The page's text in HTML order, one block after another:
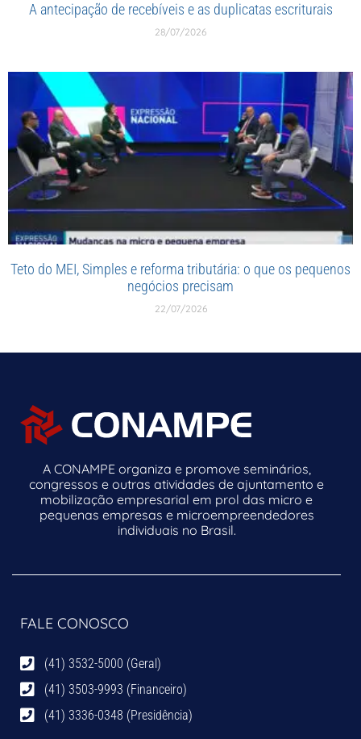
A antecipação de recebíveis e as duplicatas escriturais
28/07/2026
Teto do MEI, Simples e reforma tributária: o que os pequenos
negócios precisam
22/07/2026
A CONAMPE organiza e promove seminários,
congressos e outras atividades de ajuntamento e
mobilização empresarial em prol das micro e
pequenas empresas e microempreendedores
individuais no Brasil.
FALE CONOSCO
(41) 3532-5000 (Geral)
(41) 3503-9993 (Financeiro)
(41) 3336-0348 (Presidência)